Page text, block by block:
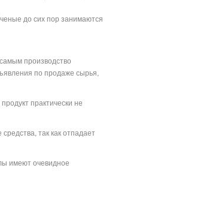
до сих пор занимаются
производство
по продаже сырья,
практически не
так как отпадает
имеют очевидное